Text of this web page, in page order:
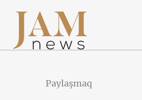
Paylaşmaq